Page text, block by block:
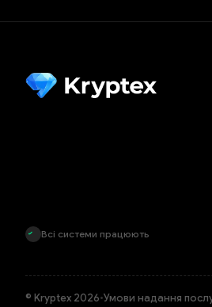
Всі системи працюють
© Kryptex 2026•Умови надання